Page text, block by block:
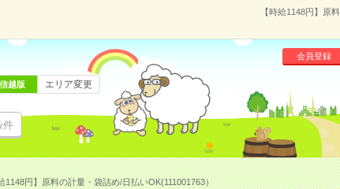
【時給1148円】原
件
会員登録
越版 エリア変更
1148円】原料の計量・袋詰め/日払いOK(111001763）